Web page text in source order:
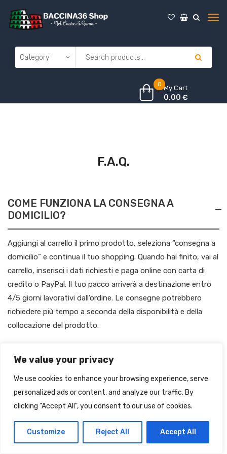
We value your privacy
We use cookies to enhance your browsing experience, serve
personalized ads or content, and analyze our traffic. By
clicking "Accept All", you consent to our use of cookies.
Customize Reject All Accept All
0 My Cart
0,00€
F.A.Q.
COME FUNZIONA LA CONSEGNA A
DOMICILIO?
Aggiungi al carrello il primo prodotto, seleziona “consegna a
domicilio” e continua il tuo shopping. Quando hai finito, vai al
carrello, inserisci i dati richiesti e paga online con carta di
credito o PayPal. Il tuo pacco arriverà a destinazione entro
4/5 giorni lavorativi dall’ordine. Le consegne potrebbero
richiedere più tempo a seconda della disponibilità e della
collocazione del prodotto.
C’È UN ORDINE MINIMO DI SPESA?
QUANTO COSTA LA SPEDIZIONE?
IN CASO DI MERCE DANNEGGIATA